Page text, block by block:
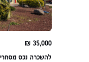
35,000
₪
להשכרה נכס